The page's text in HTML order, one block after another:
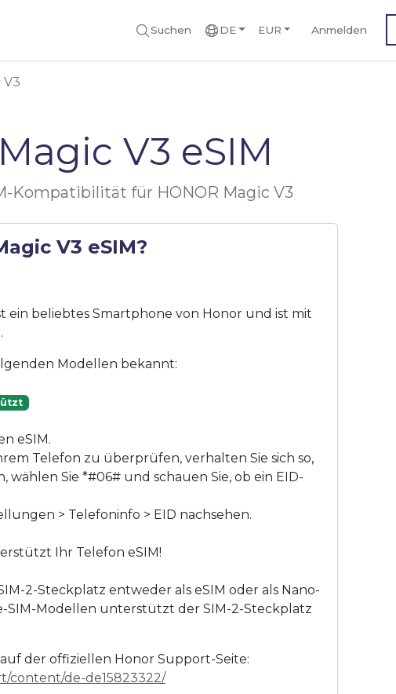
Suchen DE EUR Anmelden
V3
V3 eSIM
Kompatibilität für HONOR Magic V3
V3 eSIM?
ein beliebtes Smartphone von Honor und ist mit
Modellen bekannt:
eSIM.
Telefon zu überprüfen, verhalten Sie sich so,
wählen Sie *#06# und schauen Sie, ob ein EID-
> Telefoninfo > EID nachsehen.
Ihr Telefon eSIM!
2-Steckplatz entweder als eSIM oder als Nano-
SIM-Modellen unterstützt der SIM-2-Steckplatz
der offiziellen Honor Support-Seite:
content/de-de15823322/